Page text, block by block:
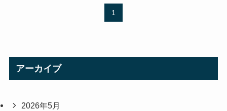
1
アーカイブ
2026年5月